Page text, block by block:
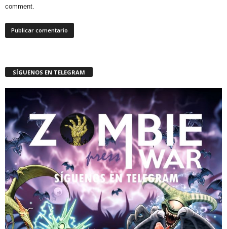
comment.
SÍGUENOS EN TELEGRAM